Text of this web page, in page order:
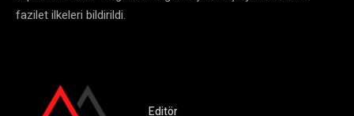
fazilet ilkeleri bildirildi.
Editör